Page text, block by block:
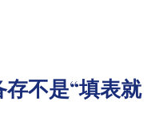
不是“填表就